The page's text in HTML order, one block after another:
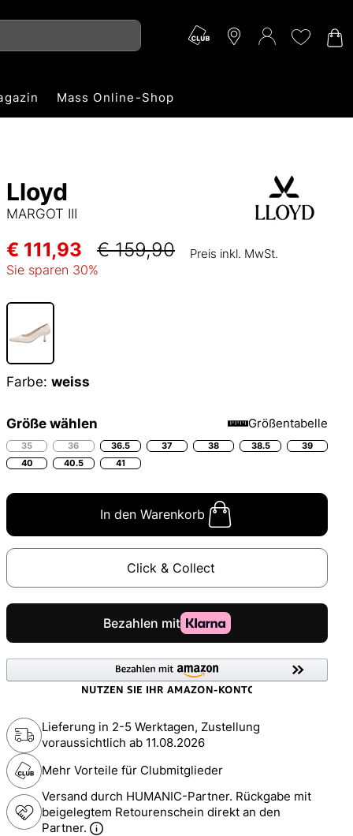
Mass Online-Shop
Lloyd
MARGOT III
€ 111,93 € 159,90 Preis inkl. MwSt.
Sie sparen 30%
Farbe: weiss
Größe wählen Größentabelle
35 36 36.5 37 38 38.5
39
40
40.5 41
In den Warenkorb
Click & Collect
Lieferung in 2-5 Werktagen, Zustellung
voraussichtlich ab 11.08.2026
Mehr Vorteile für Clubmitglieder
Versand durch HUMANIC-Partner. Rückgabe mit
beigelegtem Retourenschein direkt an den
Partner.